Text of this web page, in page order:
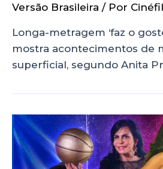
Versão Brasileira / Por
Longa-metragem ‘faz o
mostra acontecimentos de
superficial, segundo Anita